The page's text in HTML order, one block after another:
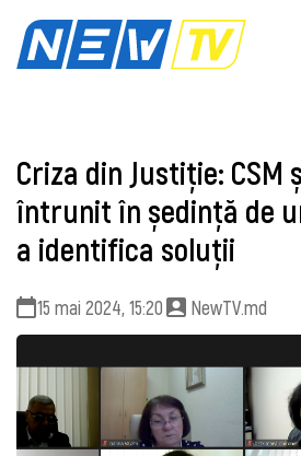
Criza din Justiție: CSM
întrunit în ședință de
a identifica soluții
15 mai 2024, 15:20 NewTV.md